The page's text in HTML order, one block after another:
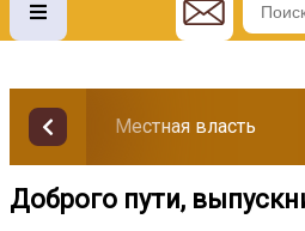
Местная власть
Доброго пути,